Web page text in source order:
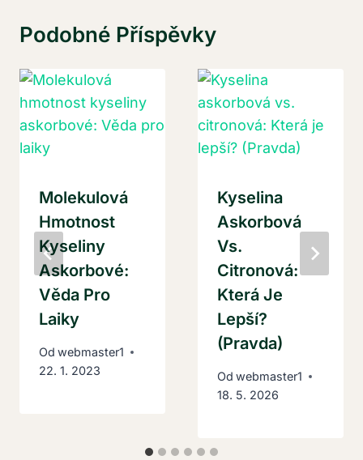
Podobné Příspěvky
Molekulová
Hmotnost
Kyseliny
Askorbové:
Věda Pro
Laiky
Od webmaster1
22. 1. 2023
Kyselina
Askorbová
Vs.
Citronová:
Která Je
Lepší?
(Pravda)
Od webmaster1
18. 5. 2026